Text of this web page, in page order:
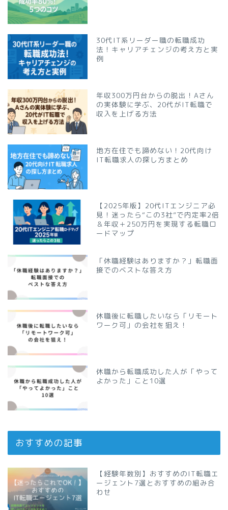
30代IT系リーダー職の転職成功
法！キャリアチェンジの考え方と実
例
年収300万円台からの脱出！Aさん
の実体験に学ぶ、20代がIT転職で
収入を上げる方法
地方在住でも諦めない！20代向け
IT転職求人の探し方まとめ
【2025年版】20代ITエンジニア必
見！迷ったら“この3社”で内定率2倍
＆年収＋250万円を実現する転職ロ
ードマップ
「休職経験はありますか？」転職面
接でのベストな答え方
休職後に転職したいなら「リモート
ワーク可」の会社を狙え！
休職から転職成功した人が「やって
よかった」こと10選
おすすめの記事
【経験年数別】おすすめのIT転職エ
ージェント7選とおすすめの組み合
わせ